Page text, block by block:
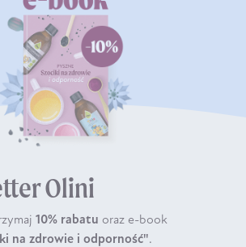
Olini
10% rabatu oraz e-book
na zdrowie i odporność".